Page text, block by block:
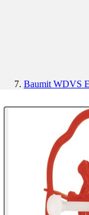
Baumit WDVS